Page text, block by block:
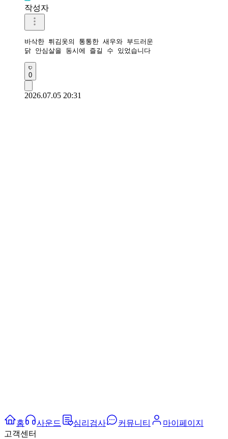
작성자
바삭한 튀김옷의 통통한 새우와 부드러운
닭 안심살을 동시에 즐길 수 있었습니다
0
2026.07.05 20:31
홈 사운드 심리검사 커뮤니티
마이페이지
고객센터